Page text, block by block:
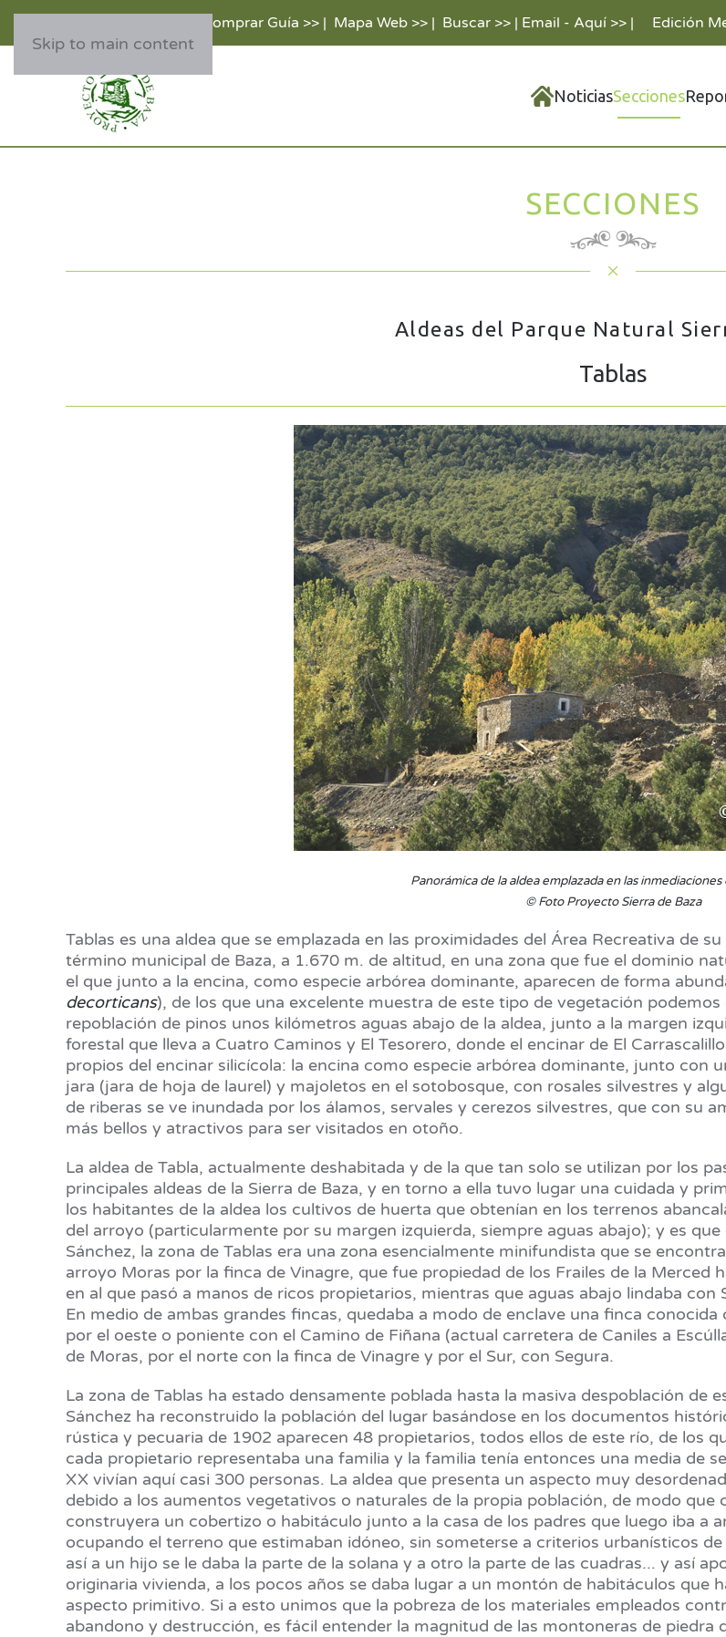
Skip to main content
Comprar Guía >>| Mapa Web >>| Buscar >>| Email - Aquí >>| Edición
NoticiasSecciones
SECCIONES
Aldeas del Parque Natural
Tablas
Panorámica de la aldea emplazada en las
© Foto Proyecto Sierra de Baza
Tablas es una aldea que se emplazada en las proximidades del Área Recreativa de
término municipal de Baza, a 1.670 m. de altitud, en una zona que fue el dominio
el que junto a la encina, como especie arbórea dominante, aparecen de forma
decorticans), de los que una excelente muestra de este tipo de vegetación
repoblación de pinos unos kilómetros aguas abajo de la aldea, junto a la margen
forestal que lleva a Cuatro Caminos y El Tesorero, donde el encinar de El
propios del encinar silicícola: la encina como especie arbórea dominante, junto con
jara (jara de hoja de laurel) y majoletos en el sotobosque, con rosales silvestres y
de riberas se ve inundada por los álamos, servales y cerezos silvestres, que con su
más bellos y atractivos para ser visitados en otoño.
La aldea de Tabla, actualmente deshabitada y de la que tan solo se utilizan por los
principales aldeas de la Sierra de Baza, y en torno a ella tuvo lugar una cuidada y
los habitantes de la aldea los cultivos de huerta que obtenían en los terrenos
del arroyo (particularmente por su margen izquierda, siempre aguas abajo); y es
Sánchez, la zona de Tablas era una zona esencialmente minifundista que se
arroyo Moras por la finca de Vinagre, que fue propiedad de los Frailes de la Merced
en al que pasó a manos de ricos propietarios, mientras que aguas abajo lindaba
En medio de ambas grandes fincas, quedaba a modo de enclave una finca
por el oeste o poniente con el Camino de Fiñana (actual carretera de Caniles a
de Moras, por el norte con la finca de Vinagre y por el Sur, con Segura.
La zona de Tablas ha estado densamente poblada hasta la masiva despoblación de
Sánchez ha reconstruido la población del lugar basándose en los documentos
rústica y pecuaria de 1902 aparecen 48 propietarios, todos ellos de este río, de los
cada propietario representaba una familia y la familia tenía entonces una media de
XX vivían aquí casi 300 personas. La aldea que presenta un aspecto muy
debido a los aumentos vegetativos o naturales de la propia población, de modo
construyera un cobertizo o habitáculo junto a la casa de los padres que luego iba a
ocupando el terreno que estimaban idóneo, sin someterse a criterios urbanísticos
así a un hijo se le daba la parte de la solana y a otro la parte de las cuadras... y así
originaria vivienda, a los pocos años se daba lugar a un montón de habitáculos que
aspecto primitivo. Si a esto unimos que la pobreza de los materiales empleados
abandono y destrucción, es fácil entender la magnitud de las montoneras de piedra